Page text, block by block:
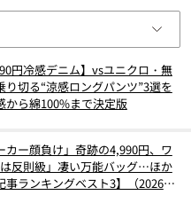
円冷感デニム】vsユニクロ・無
り切る“涼感ロングパンツ”3選を
から綿100%まで決定版
カー顔負け」奇跡の4,990円、ワ
反則級」凄い万能バッグ…ほか
事ランキングベスト3】（2026年